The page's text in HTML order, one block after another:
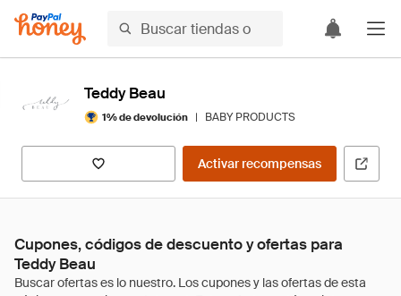
Teddy Beau
1% de devolución | BABY PRODUCTS
Activar recompensas
Cupones, códigos de descuento y ofertas para
Teddy Beau